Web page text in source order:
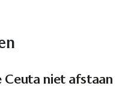
Ceuta niet afstaan